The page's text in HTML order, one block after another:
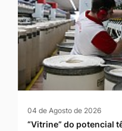
04 de Agosto de 2026
“Vitrine” do potencial